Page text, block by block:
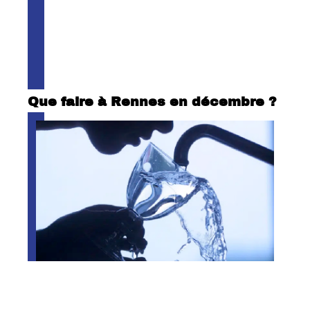
Que faire à Rennes en décembre ?